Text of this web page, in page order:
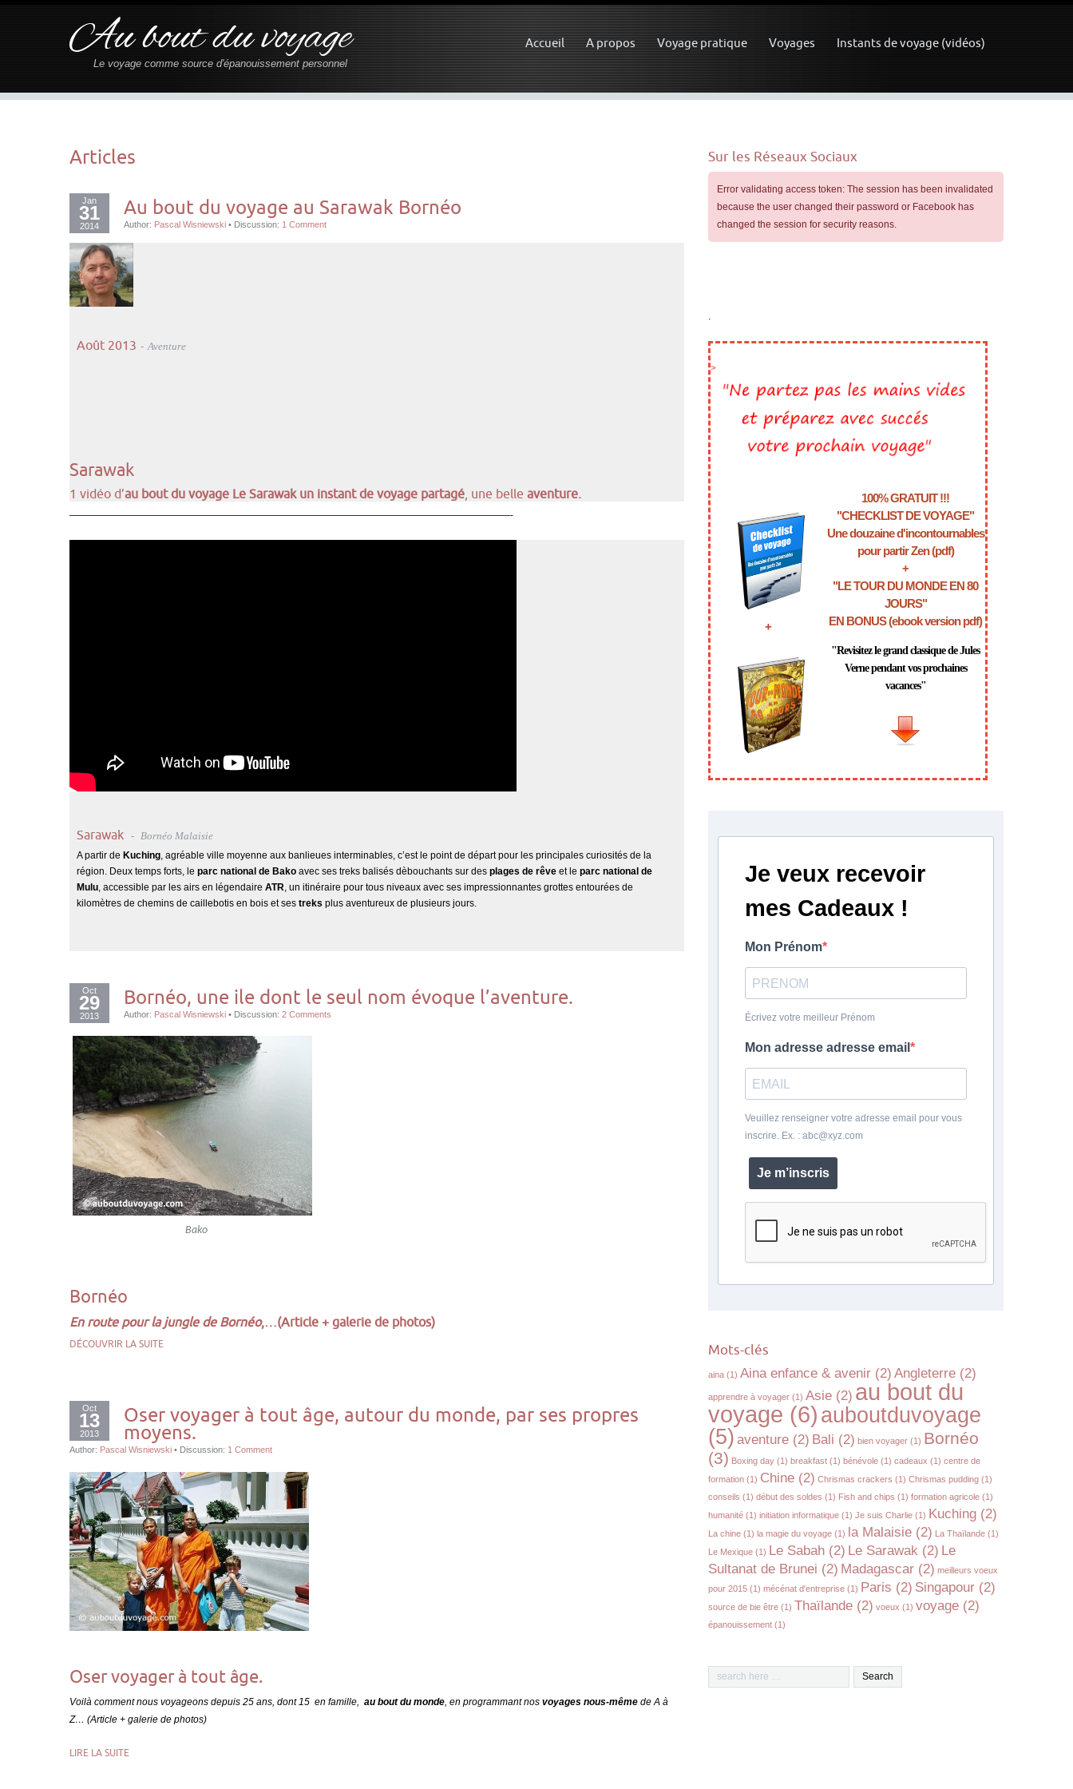
Au bout du voyage
Le voyage comme source d'épanouissement personnel
Accueil A propos Voyage pratique Voyages Instants de voyage (vidéos)
Articles
Jan
31
2014
Au bout du voyage au Sarawak Bornéo
Author: Pascal Wisniewski • Discussion: 1 Comment
Août 2013 Aventure
Sarawak
1 vidéo d’au bout du voyage Le Sarawak un instant de voyage partagé , une belle aventure.
——————————————————————————————————————————————-
Sarawak Bornéo Malaisie
A partir de Kuching, agréable ville moyenne aux banlieues interminables, c’est le point de départ pour les principales curiosités de la
région. Deux temps forts, le parc national de Bako avec ses treks balisés dèbouchants sur des plages de rêve et le parc national de
Mulu, accessible par les airs en légendaire ATR, un itinéraire pour tous niveaux avec ses impressionnantes grottes entourées de
kilomètres de chemins de caillebotis en bois et ses treks plus aventureux de plusieurs jours.
Oct
29
2013
Bornéo, une ile dont le seul nom évoque l’aventure.
Author: Pascal Wisniewski • Discussion: 2 Comments
Bako
Bornéo
En route pour la jungle de Bornéo,…(Article + galerie de photos)
DÉCOUVRIR LA SUITE
Oct
13
2013
Oser voyager à tout âge, autour du monde, par ses propres
moyens.
Author: Pascal Wisniewski • Discussion: 1 Comment
Oser voyager à tout âge.
Voilà comment nous voyageons depuis 25 ans, dont 15 en famille, au bout du monde, en programmant nos voyages nous-même de A à
Z… (Article + galerie de photos)
LIRE LA SUITE
Sur les Réseaux Sociaux
Error validating access token: The session has been invalidated
because the user changed their password or Facebook has
changed the session for security reasons.
.
>
+
100% GRATUIT !!!
"CHECKLIST DE VOYAGE"
Une douzaine d'incontournables
pour partir Zen (pdf)
+
"LE TOUR DU MONDE EN 80
JOURS"
EN BONUS (ebook version pdf)
"Revisitez le grand classique de Jules
Verne pendant vos prochaines
vacances"
Je veux recevoir
mes Cadeaux !
Mon Prénom
Écrivez votre meilleur Prénom
Mon adresse adresse email
Veuillez renseigner votre adresse email pour vous
inscrire. Ex. : abc@xyz.com
Je m’inscris
Mots-clés
aina (1) Aina enfance & avenir (2) Angleterre (2)
apprendre à voyager (1) Asie (2) au bout du
voyage (6) auboutduvoyage
(5) aventure (2) Bali (2) bien voyager (1) Bornéo
(3) Boxing day (1) breakfast (1) bénévole (1) cadeaux (1) centre de
formation (1) Chine (2) Chrismas crackers (1) Chrismas pudding (1)
conseils (1) début des soldes (1) Fish and chips (1) formation agricole (1)
humanité (1) initiation informatique (1) Je suis Charlie (1) Kuching (2)
La chine (1) la magie du voyage (1) la Malaisie (2) La Thaïlande (1)
Le Mexique (1) Le Sabah (2) Le Sarawak (2) Le
Sultanat de Brunei (2) Madagascar (2) meilleurs voeux
pour 2015 (1) mécénat d'entreprise (1) Paris (2) Singapour (2)
source de bie être (1) Thaïlande (2) voeux (1) voyage (2)
épanouissement (1)